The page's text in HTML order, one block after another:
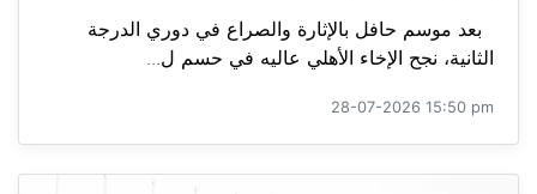
بعد موسم حافل بالإثارة والصراع في دوري الدرجة
الثانية، نجح الإخاء الأهلي عاليه في حسم ل...
28-07-2026 15:50 pm